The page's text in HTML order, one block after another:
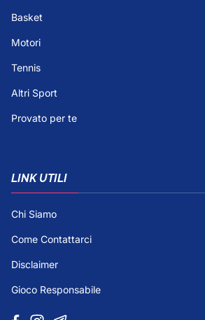
Basket
Motori
Tennis
Altri Sport
Provato per te
LINK UTILI
Chi Siamo
Come Contattarci
Disclaimer
Gioco Responsabile